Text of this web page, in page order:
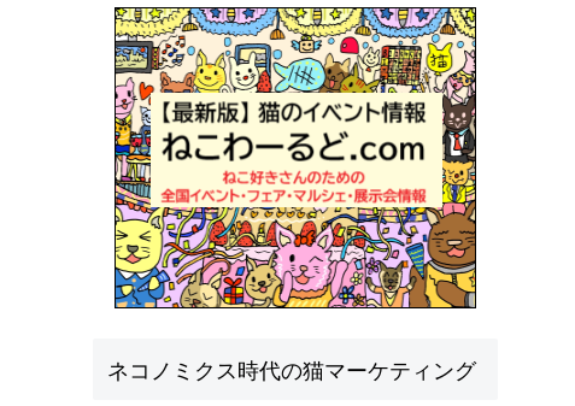
ネコノミクス時代の猫マーケティング